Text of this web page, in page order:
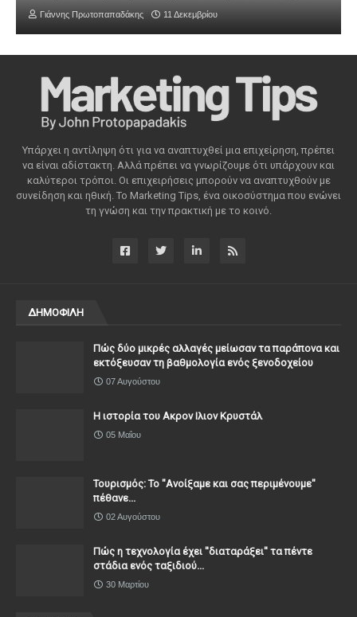
Γιάννης Πρωτοπαπαδάκης 11 Δεκεμβρίου
Υπάρχει η αντίληψη ότι για να αναπτυχθεί μια επιχείρηση, πρέπει
να είναι αδίστακτη. Αλλά πρέπει να γνωρίζουμε ότι υπάρχουν και
καλύτεροι τρόποι. Οι επιχειρήσεις μπορούν να αναπτυχθούν με
συνείδηση ​​και ηθική. Το Marketing Tips, ένα οικοσύστημα που ενώνει
τη γνώση και την πρακτική με το κοινό.
ΔΗΜΟΦΙΛΗ
Πώς δύο μικρές αλλαγές μείωσαν τα παράπονα και
εκτόξευσαν τη βαθμολογία ενός ξενοδοχείου
07 Αυγούστου
Η ιστορία του Ακρον Ιλιον Κρυστάλ
05 Μαΐου
Τουρισμός: Το "Ανοίξαμε και σας περιμένουμε"
πέθανε...
02 Αυγούστου
Πώς η τεχνολογία έχει ''διαταράξει'' τα πέντε
στάδια ενός ταξιδιού...
30 Μαρτίου